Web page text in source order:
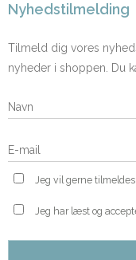
Nyhedstilmelding
Tilmeld dig vores
nyheder i shoppen. Du
Jeg vil gerne
Jeg har læst og